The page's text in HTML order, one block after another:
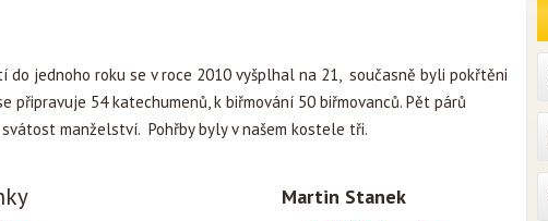
do jednoho roku se v roce 2010 vyšplhal na 21, současně byli pokřtěni
připravuje 54 katechumenů, k biřmování 50 biřmovanců. Pět párů
manželství. Pohřby byly v našem kostele tři.
Martin Stanek